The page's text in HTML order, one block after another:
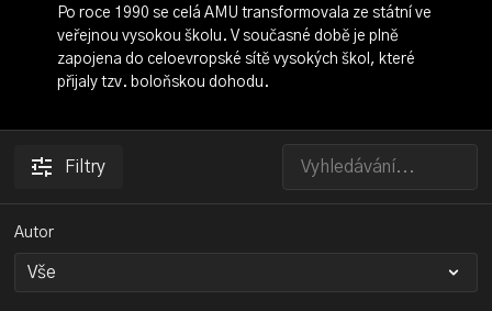
Po roce 1990 se celá AMU transformovala ze státní ve
veřejnou vysokou školu. V současné době je plně
zapojena do celoevropské sítě vysokých škol, které
přijaly tzv. boloňskou dohodu.
Filtry
Autor